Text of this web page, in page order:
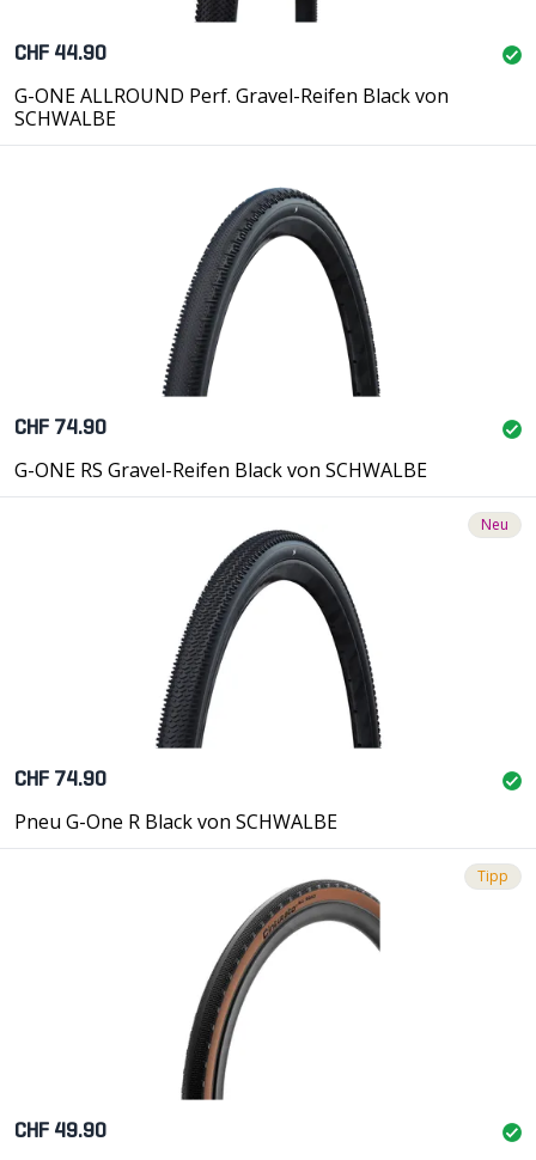
CHF 44.90
G-ONE ALLROUND Perf. Gravel-Reifen Black von
SCHWALBE
CHF 74.90
G-ONE RS Gravel-Reifen Black von SCHWALBE
Neu
CHF 74.90
Pneu G-One R Black von SCHWALBE
Tipp
CHF 49.90